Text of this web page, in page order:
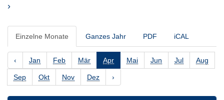
›
Einzelne Monate Ganzes Jahr PDF iCAL
‹ Jan Feb Mär Apr Mai Jun Jul Aug
Sep Okt Nov Dez ›